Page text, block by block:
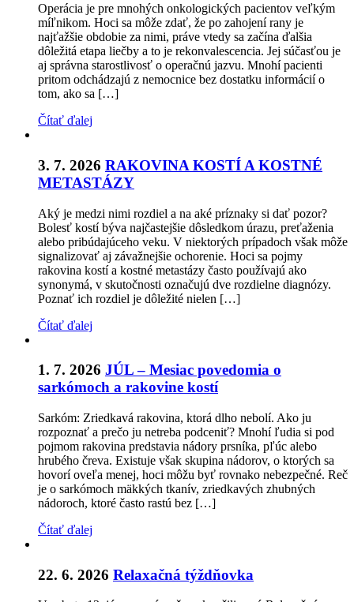
Operácia je pre mnohých onkologických pacientov veľkým
míľnikom. Hoci sa môže zdať, že po zahojení rany je
najťažšie obdobie za nimi, práve vtedy sa začína ďalšia
dôležitá etapa liečby a to je rekonvalescencia. Jej súčasťou je
aj správna starostlivosť o operačnú jazvu. Mnohí pacienti
pritom odchádzajú z nemocnice bez dostatku informácií o
tom, ako sa […]
Čítať ďalej
3. 7. 2026 RAKOVINA KOSTÍ A KOSTNÉ
METASTÁZY
Aký je medzi nimi rozdiel a na aké príznaky si dať pozor?
Bolesť kostí býva najčastejšie dôsledkom úrazu, preťaženia
alebo pribúdajúceho veku. V niektorých prípadoch však môže
signalizovať aj závažnejšie ochorenie. Hoci sa pojmy
rakovina kostí a kostné metastázy často používajú ako
synonymá, v skutočnosti označujú dve rozdielne diagnózy.
Poznať ich rozdiel je dôležité nielen […]
Čítať ďalej
1. 7. 2026 JÚL – Mesiac povedomia o
sarkómoch a rakovine kostí
Sarkóm: Zriedkavá rakovina, ktorá dlho nebolí. Ako ju
rozpoznať a prečo ju netreba podceniť? Mnohí ľudia si pod
pojmom rakovina predstavia nádory prsníka, pľúc alebo
hrubého čreva. Existuje však skupina nádorov, o ktorých sa
hovorí oveľa menej, hoci môžu byť rovnako nebezpečné. Reč
je o sarkómoch mäkkých tkanív, zriedkavých zhubných
nádoroch, ktoré často rastú bez […]
Čítať ďalej
22. 6. 2026 Relaxačná týždňovka